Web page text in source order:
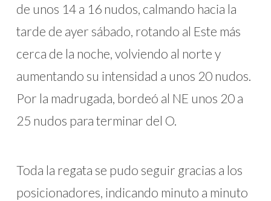
de unos 14 a 16 nudos, calmando hacia la
tarde de ayer sábado, rotando al Este más
cerca de la noche, volviendo al norte y
aumentando su intensidad a unos 20 nudos.
Por la madrugada, bordeó al NE unos 20 a
25 nudos para terminar del O.
Toda la regata se pudo seguir gracias a los
posicionadores, indicando minuto a minuto